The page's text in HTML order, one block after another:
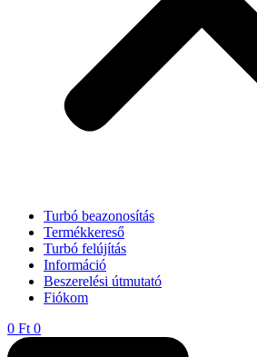
Turbó beazonosítás
Termékkereső
Turbó felújítás
Információ
Beszerelési útmutató
Fiókom
0 Ft 0